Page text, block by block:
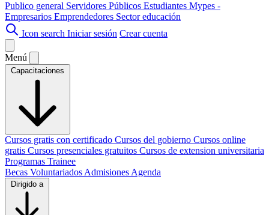
Publico general Servidores Públicos Estudiantes Mypes -
Empresarios Emprendedores Sector educación
Icon search Iniciar sesión Crear cuenta
Menú
Capacitaciones
Cursos gratis con certificado Cursos del gobierno Cursos online
gratis Cursos presenciales gratuitos Cursos de extension universitaria
Programas Trainee
Becas Voluntariados Admisiones Agenda
Dirigido a